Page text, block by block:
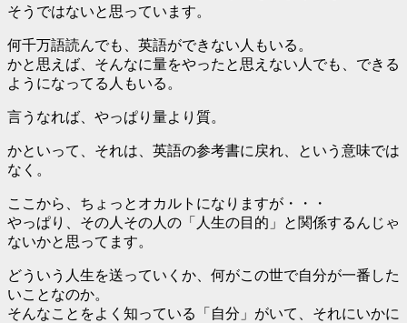
そうではないと思っています。
何千万語読んでも、英語ができない人もいる。
かと思えば、そんなに量をやったと思えない人でも、できる
ようになってる人もいる。
言うなれば、やっぱり量より質。
かといって、それは、英語の参考書に戻れ、という意味では
なく。
ここから、ちょっとオカルトになりますが・・・
やっぱり、その人その人の「人生の目的」と関係するんじゃ
ないかと思ってます。
どういう人生を送っていくか、何がこの世で自分が一番した
いことなのか。
そんなことをよく知っている「自分」がいて、それにいかに